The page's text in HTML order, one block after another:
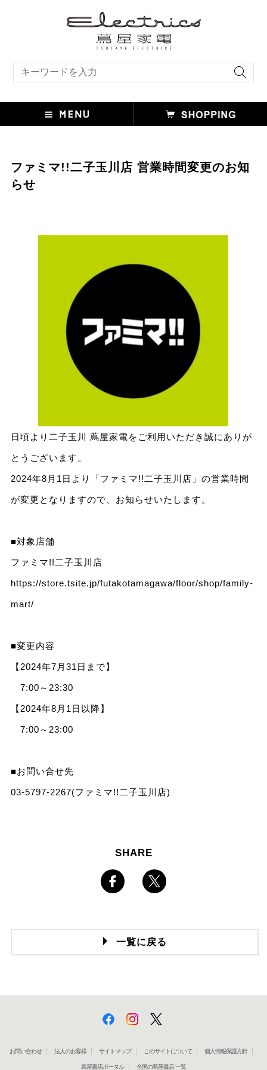
ファミマ!!二子玉川店 営業時間変更のお知
らせ
日頃より二子玉川 蔦屋家電をご利用いただき誠にありが
とうございます。
2024年8月1日より「ファミマ!!二子玉川店」の営業時間
が変更となりますので、お知らせいたします。
■対象店舗
ファミマ!!二子玉川店
https://store.tsite.jp/futakotamagawa/floor/shop/family-
mart/
■変更内容
【2024年7月31日まで】
7:00～23:30
【2024年8月1日以降】
7:00～23:00
■お問い合せ先
03-5797-2267(ファミマ!!二子玉川店)
SHARE
一覧に戻る
お問い合わせ 法人のお客様 サイトマップ このサイトについて 個人情報保護方針
蔦屋書店ポータル 全国の蔦屋書店 一覧